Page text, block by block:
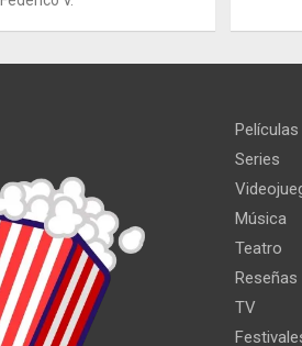
Películas
Series
Música
Teatro
Reseñas
TV